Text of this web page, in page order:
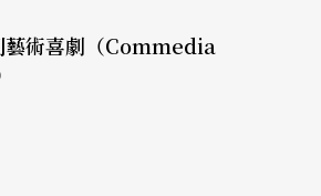
爾夫逐漸遠離一般人所
比上，在《莫里克詩
藝術喜劇（Commedia